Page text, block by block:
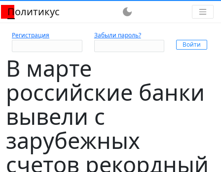
Политикус dark_mode
Регистрация Забыли пароль?
В марте
российские банки
вывели с
зарубежных
счетов рекордный